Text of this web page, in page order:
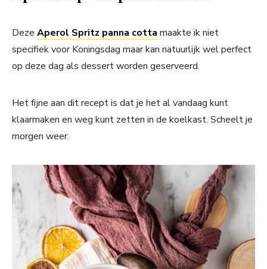
Deze Aperol Spritz panna cotta maakte ik niet
specifiek voor Koningsdag maar kan natuurlijk wel perfect
op deze dag als dessert worden geserveerd.
Het fijne aan dit recept is dat je het al vandaag kunt
klaarmaken en weg kunt zetten in de koelkast. Scheelt je
morgen weer.